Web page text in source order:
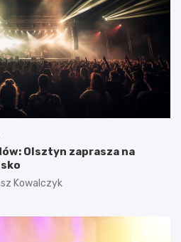
Olsztyn zaprasza na
Kowalczyk